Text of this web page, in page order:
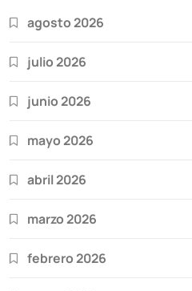
agosto 2026
julio 2026
junio 2026
mayo 2026
abril 2026
marzo 2026
febrero 2026